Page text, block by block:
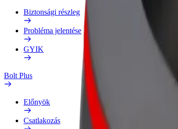
Biztonsági részleg
Probléma jelentése
GYIK
Bolt Plus
Előnyök
Csatlakozás